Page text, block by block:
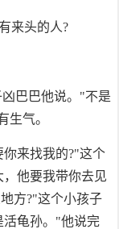
来头的人?
巴巴他说。"不是
生气。
来找我的?"这个
他要我带你去见
方?"这个小孩子
活龟孙。"他说完